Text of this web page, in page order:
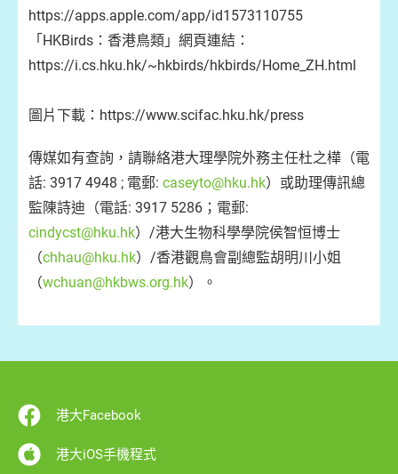
https://apps.apple.com/app/id1573110755
「HKBirds：香港鳥類」網頁連結：
https://i.cs.hku.hk/~hkbirds/hkbirds/Home_ZH.html
圖片下載：https://www.scifac.hku.hk/press
傳媒如有查詢，請聯絡港大理學院外務主任杜之樺（電
話: 3917 4948 ; 電郵: caseyto@hku.hk）或助理傳訊總
監陳詩迪（電話: 3917 5286；電郵:
cindycst@hku.hk）/港大生物科學學院侯智恒博士
（chhau@hku.hk）/香港觀鳥會副總監胡明川小姐
（wchuan@hkbws.org.hk）。
港大Facebook
港大iOS手機程式